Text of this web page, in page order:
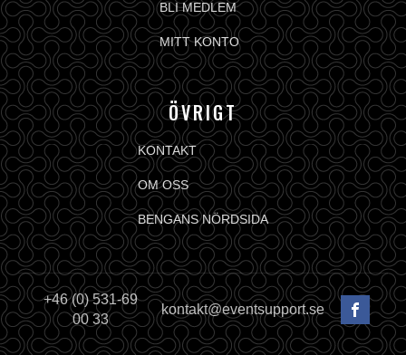
BLI MEDLEM
MITT KONTO
ÖVRIGT
KONTAKT
OM OSS
BENGANS NÖRDSIDA
+46 (0) 531-69
00 33
kontakt@eventsupport.se